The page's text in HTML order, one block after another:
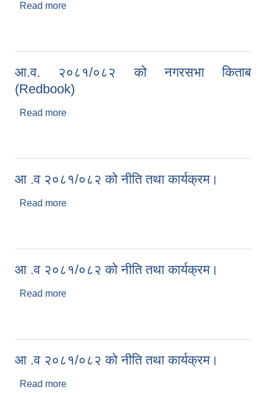
Read more
आ.व. २०८१/०८२ को नगरसभा किताब
(Redbook)
Read more
आ .व २०८१/०८२ को नीति तथा कार्यक्रम।
Read more
आ .व २०८१/०८२ को नीति तथा कार्यक्रम।
Read more
आ .व २०८१/०८२ को नीति तथा कार्यक्रम।
Read more